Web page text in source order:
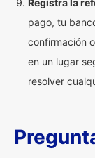
Registra la
pago, tu
confirmación
en un lugar
resolver